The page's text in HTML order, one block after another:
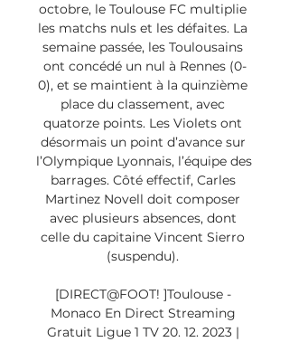
octobre, le Toulouse FC multiplie
les matchs nuls et les défaites. La
semaine passée, les Toulousains
ont concédé un nul à Rennes (0-
0), et se maintient à la quinzième
place du classement, avec
quatorze points. Les Violets ont
désormais un point d’avance sur
l’Olympique Lyonnais, l’équipe des
barrages. Côté effectif, Carles
Martinez Novell doit composer
avec plusieurs absences, dont
celle du capitaine Vincent Sierro
(suspendu).
[DIRECT@FOOT! ]Toulouse -
Monaco En Direct Streaming
Gratuit Ligue 1 TV 20. 12. 2023 |